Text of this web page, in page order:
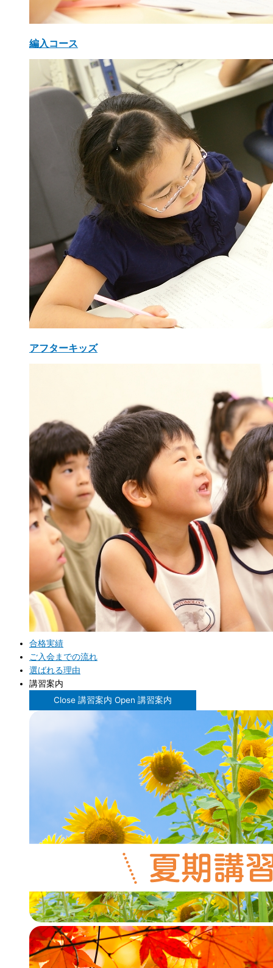
編入コース
アフターキッズ
合格実績
ご入会までの流れ
選ばれる理由
講習案内
Close 講習案内 Open 講習案内